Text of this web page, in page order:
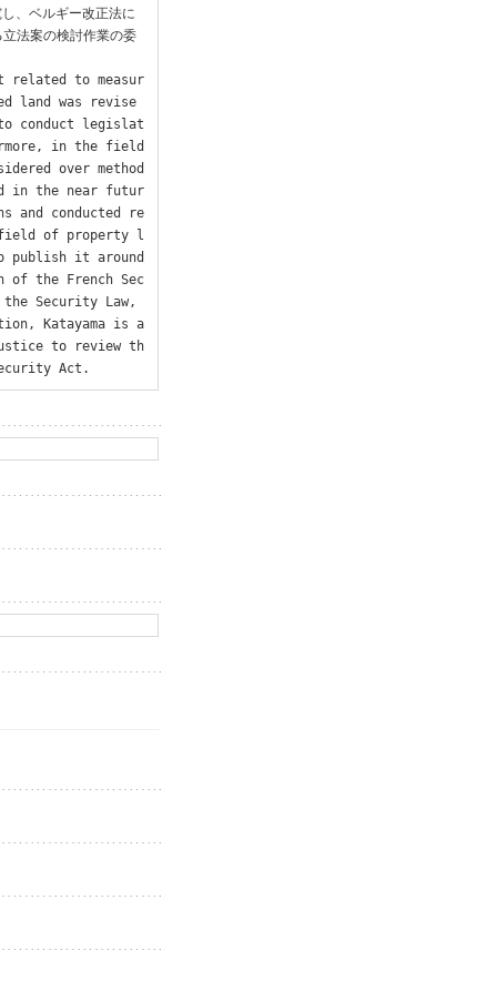
、ベルギー改正法に
法案の検討作業の委
to measur
land was revise
conduct legislat
in the field
over method
in the near futur
and conducted re
of property l
publish it around
of the French Sec
Security Law,
Katayama is a
to review th
Act.